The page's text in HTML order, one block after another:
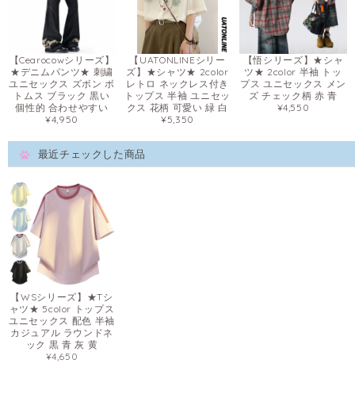
【Cearocowシリーズ】
★デニムパンツ★ 刺繍
ユニセックス ズボン ボ
トムス ブラック 黒い
個性的 合わせやすい
¥4,950
【UATONLINEシリー
ズ】★シャツ★ 2color
レトロ ネックレス付き
トップス 半袖 ユニセッ
クス 花柄 可愛い 緑 白
¥5,350
【悟シリーズ】★シャ
ツ★ 2color 半袖 トッ
プス ユニセックス メン
ズ チェック柄 赤 青
¥4,550
最近チェックした商品
【WSシリーズ】★Tシ
ャツ★ 5color トップス
ユニセックス 配色 半袖
カジュアル ラウンドネ
ック 黒 青 灰 黄
¥4,650